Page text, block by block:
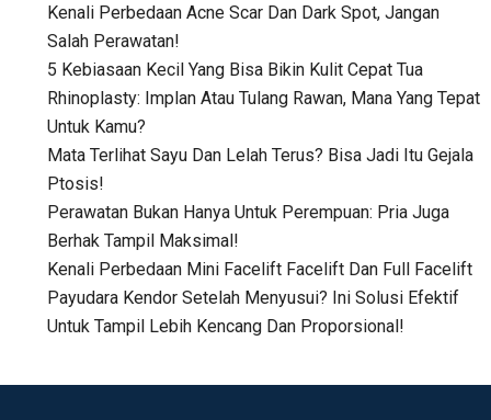
Kenali Perbedaan Acne Scar Dan Dark Spot, Jangan
Salah Perawatan!
5 Kebiasaan Kecil Yang Bisa Bikin Kulit Cepat Tua
Rhinoplasty: Implan Atau Tulang Rawan, Mana Yang Tepat
Untuk Kamu?
Mata Terlihat Sayu Dan Lelah Terus? Bisa Jadi Itu Gejala
Ptosis!
Perawatan Bukan Hanya Untuk Perempuan: Pria Juga
Berhak Tampil Maksimal!
Kenali Perbedaan Mini Facelift Facelift Dan Full Facelift
Payudara Kendor Setelah Menyusui? Ini Solusi Efektif
Untuk Tampil Lebih Kencang Dan Proporsional!